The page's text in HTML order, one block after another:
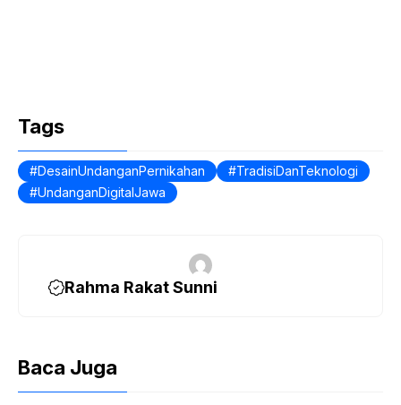
Tags
DesainUndanganPernikahan
TradisiDanTeknologi
UndanganDigitalJawa
Rahma Rakat Sunni
Baca Juga